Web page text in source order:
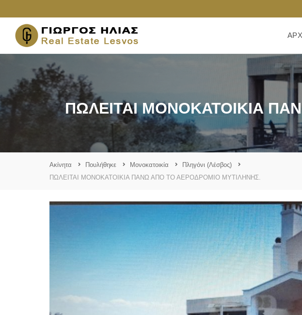
ΠΩΛΕΙΤΑΙ ΜΟΝΟΚΑΤΟΙΚΙΑ
Ακίνητα Πουλήθηκε Μονοκατοικία
Πληγόνι (Λέσβος)
ΠΩΛΕΙΤΑΙ ΜΟΝΟΚΑΤΟΙΚΙΑ ΠΑΝΩ ΑΠΟ ΤΟ ΑΕΡΟΔΡΟΜΙΟ ΜΥΤΙΛΗΝΗΣ.